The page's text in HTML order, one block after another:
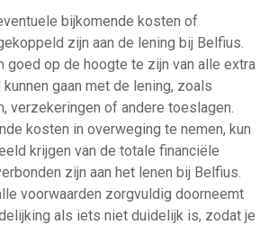
bijkomende kosten of
zijn aan de lening bij Belfius.
goed op de hoogte te zijn van alle extra
gaan met de lening, zoals
verzekeringen of andere toeslagen.
kosten in overweging te nemen, kun
krijgen van de totale financiële
zijn aan het lenen bij Belfius.
voorwaarden zorgvuldig doorneemt
als iets niet duidelijk is, zodat je